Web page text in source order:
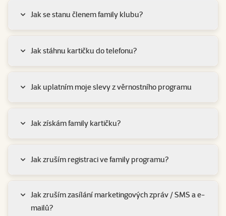
Jak se stanu členem family klubu?
Jak stáhnu kartičku do telefonu?
Jak uplatním moje slevy z věrnostního programu
Jak získám family kartičku?
Jak zruším registraci ve family programu?
Jak zruším zasílání marketingových zpráv / SMS a e-
mailů?